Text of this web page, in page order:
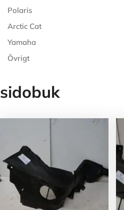
Polaris
Arctic Cat
Yamaha
Övrigt
sidobuk